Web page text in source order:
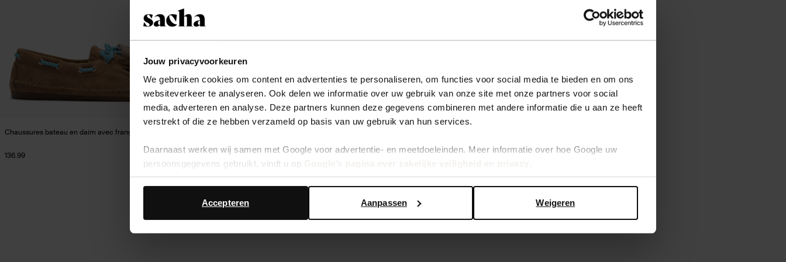
Jouw privacyvoorkeuren
We gebruiken cookies om content en advertenties te personaliseren, om functies voor social media te bieden en om ons
websiteverkeer te analyseren. Ook delen we informatie over uw gebruik van onze site met onze partners voor social
media, adverteren en analyse. Deze partners kunnen deze gegevens combineren met andere informatie die u aan ze heeft
verstrekt of die ze hebben verzameld op basis van uw gebruik van hun services.
Daarnaast werken wij samen met Google voor advertentie- en meetdoeleinden. Meer informatie over hoe Google uw
persoonsgegevens gebruikt, vindt u op
Weigeren
Aanpassen
Accepteren
Chaussures bateau en daim avec franges - beige
136.99